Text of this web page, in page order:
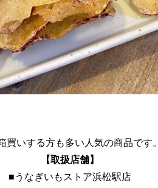
買いする方も多い人気の商品です。
【取扱店舗】
■うなぎいもストア浜松駅店